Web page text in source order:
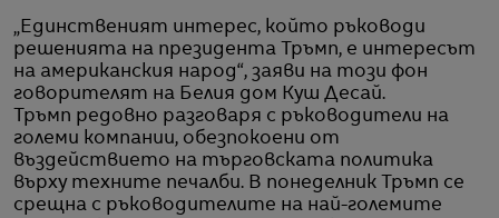
„Единственият интерес, който ръководи
решенията на президента Тръмп, е интересът
на американския народ“, заяви на този фон
говорителят на Белия дом Куш Десай.
Тръмп редовно разговаря с ръководители на
големи компании, обезпокоени от
въздействието на търговската политика
върху техните печалби. В понеделник Тръмп се
срещна с ръководителите на най-големите